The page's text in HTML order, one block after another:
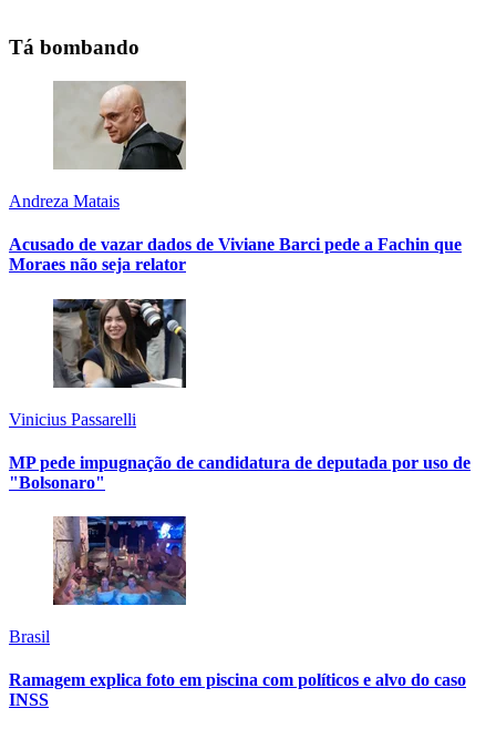
Tá bombando
Andreza Matais
Acusado de vazar dados de Viviane Barci pede a Fachin que
Moraes não seja relator
Vinicius Passarelli
MP pede impugnação de candidatura de deputada por uso de
"Bolsonaro"
Brasil
Ramagem explica foto em piscina com políticos e alvo do caso
INSS